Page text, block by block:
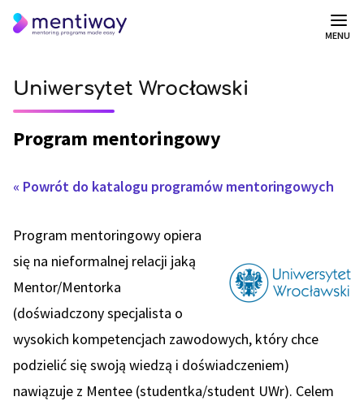
MENU
Uniwersytet Wrocławski
Program mentoringowy
« Powrót do katalogu programów mentoringowych
Program mentoringowy opiera
się na nieformalnej relacji jaką
Mentor/Mentorka
(doświadczony specjalista o
wysokich kompetencjach zawodowych, który chce
podzielić się swoją wiedzą i doświadczeniem)
nawiązuje z Mentee (studentka/student UWr). Celem